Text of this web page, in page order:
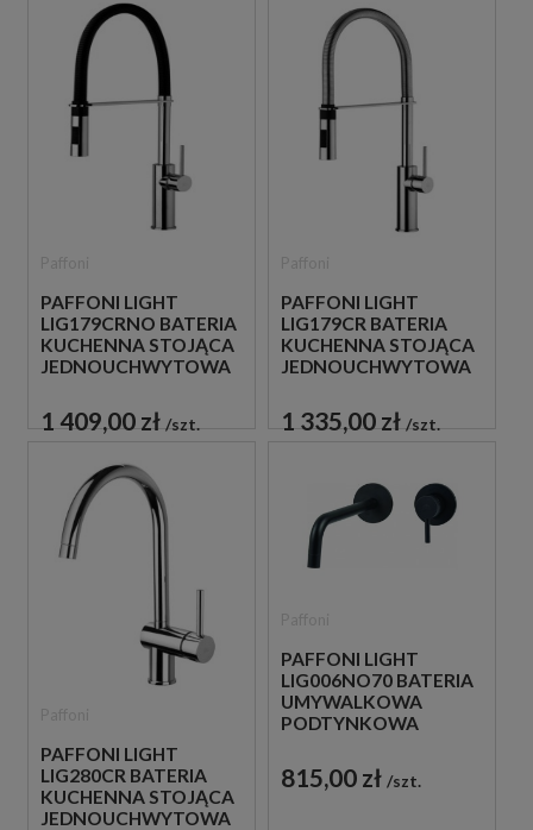
PAFFONI LIGHT
LIG179CRNO BATERIA
KUCHENNA STOJĄCA
JEDNOUCHWYTOWA
1 409,00 zł szt.
PAFFONI LIGHT
LIG179CR BATERIA
KUCHENNA STOJĄCA
JEDNOUCHWYTOWA
1 335,00 zł szt.
PAFFONI LIGHT
LIG280CR BATERIA
KUCHENNA STOJĄCA
JEDNOUCHWYTOWA
PAFFONI LIGHT
LIG006NO70 BATERIA
UMYWALKOWA
PODTYNKOWA
CZARNA
815,00 zł szt.